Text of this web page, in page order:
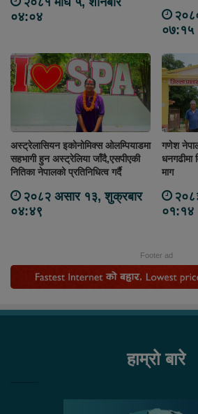
०४:०४
०७:१५
अस्ट्रेलासियन इकोनोमिक्स ओलम्पियाडमा
सहभागी हुन अस्ट्रेलिया जाँदै,एसपीएकी
नितिका नेपालको प्रतिनिधित्व गर्दै
२०८२ असार १३, शुक्रबार
०४:४९
गणेश
धनगढीमा
माग
०१:१४
Footer ad
हाम्रो बारे